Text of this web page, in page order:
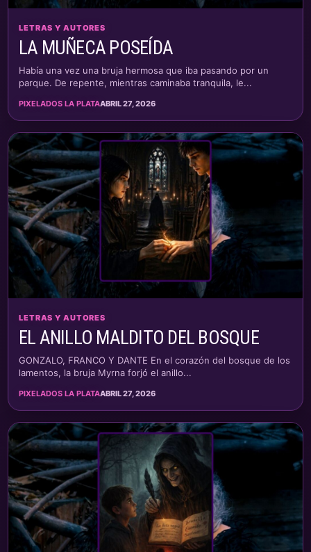
LETRAS Y AUTORES
LA MUÑECA POSEÍDA
Había una vez una bruja hermosa que iba pasando por un
parque. De repente, mientras caminaba tranquila, le...
PIXELADOS LA PLATAABRIL 27, 2026
LETRAS Y AUTORES
EL ANILLO MALDITO DEL BOSQUE
GONZALO, FRANCO Y DANTE En el corazón del bosque de los
lamentos, la bruja Myrna forjó el anillo...
PIXELADOS LA PLATAABRIL 27, 2026